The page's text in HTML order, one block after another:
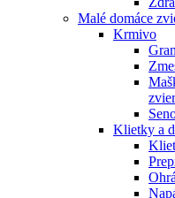
Malé domáce
Krmivo
Klietky a